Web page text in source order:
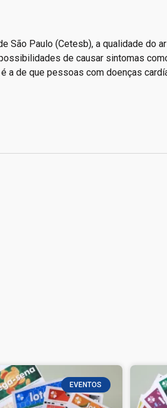
São Paulo (Cetesb), a qualidade do
de causar sintomas
a de que pessoas com doenças
EVENTOS